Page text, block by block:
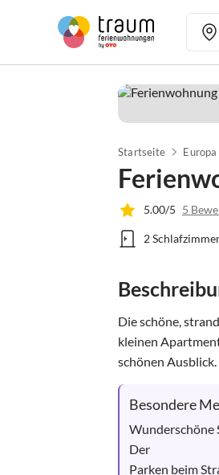
Startseite Europa
5.00/5 5
2
Die schöne,
kleinen
schönen
Besondere
Wunderschöne
Der
Parken beim